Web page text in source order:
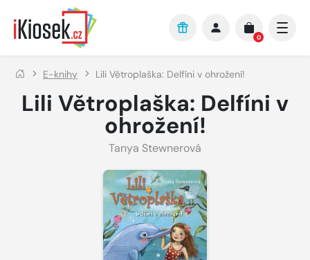
Přejít na hlavní obsah
0
E-knihy Lili Větroplaška: Delfíni v ohrožení!
Lili Větroplaška: Delfíni v
ohrožení!
Tanya Stewnerová